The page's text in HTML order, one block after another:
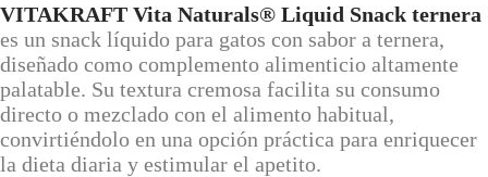
VITAKRAFT Vita Naturals® Liquid Snack ternera
es un snack líquido para gatos con sabor a ternera,
diseñado como complemento alimenticio altamente
palatable. Su textura cremosa facilita su consumo
directo o mezclado con el alimento habitual,
convirtiéndolo en una opción práctica para enriquecer
la dieta diaria y estimular el apetito.